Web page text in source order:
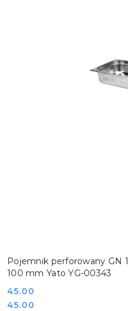
Pojemnik perforowany GN
100 mm Yato YG-00343
Cena:
45.00
Cena:
45.00